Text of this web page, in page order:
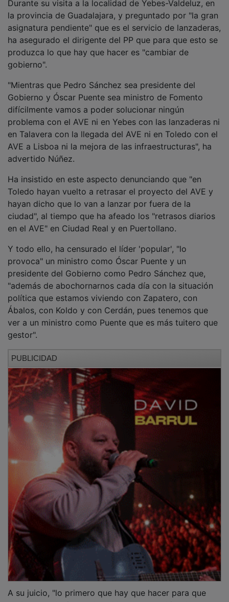
la provincia de Guadalajara, y preguntado por "la gran
asignatura pendiente" que es el servicio de lanzaderas,
ha asegurado el dirigente del PP que para que esto se
produzca lo que hay que hacer es "cambiar de
gobierno".
Gobierno y Óscar Puente sea ministro de Fomento
difícilmente vamos a poder solucionar ningún
problema con el AVE ni en Yebes con las lanzaderas ni
en Talavera con la llegada del AVE ni en Toledo con el
AVE a Lisboa ni la mejora de las infraestructuras", ha
advertido Núñez.
Toledo hayan vuelto a retrasar el proyecto del AVE y
hayan dicho que lo van a lanzar por fuera de la
ciudad", al tiempo que ha afeado los "retrasos diarios
en el AVE" en Ciudad Real y en Puertollano.
provoca" un ministro como Óscar Puente y un
presidente del Gobierno como Pedro Sánchez que,
"además de abochornarnos cada día con la situación
política que estamos viviendo con Zapatero, con
Ábalos, con Koldo y con Cerdán, pues tenemos que
ver a un ministro como Puente que es más tuitero que
gestor".
podamos solucionar el problema es cambiar de